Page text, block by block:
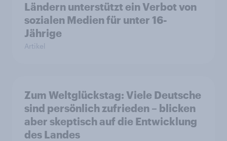
Ländern unterstützt ein Verbot von
sozialen Medien für unter 16-
Jährige
Artikel
Zum Weltglückstag: Viele Deutsche
sind persönlich zufrieden – blicken
aber skeptisch auf die Entwicklung
des Landes